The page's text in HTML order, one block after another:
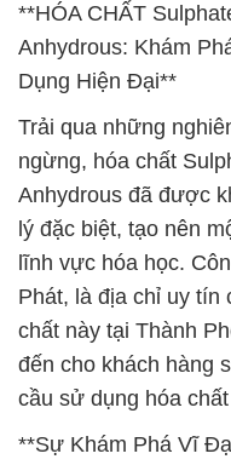
**HÓA CHẤT
Anhydrous: Khám
Dụng Hiện Đại**
Trải qua những
ngừng, hóa chất
Anhydrous đã được
lý đặc biệt, tạo nên
lĩnh vực hóa học.
Phát, là địa chỉ uy tín
chất này tại Thành
đến cho khách hàng
cầu sử dụng hóa
**Sự Khám Phá Vĩ